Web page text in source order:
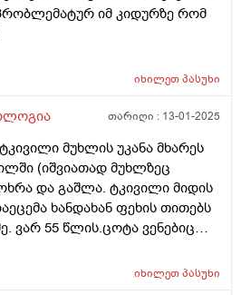
იმ კიდურზე რომ
იხილეთპასუხი
თარიღი : 13-01-2025
მუხლის უკანა მხარეს
(იშვიათად მუხლზეც
და გაშლა. ტკივილი მიდის
ხანდახან ფეხის თითებს
ვარ 55 წლის.ცოტა ვენებიც
იხილეთპასუხი